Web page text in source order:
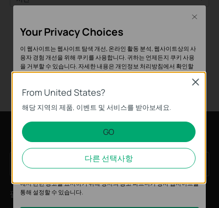
구독
메일 주소 가입하기
팔로우 하기
From United States?
해당 지역의 제품, 이벤트 및 서비스를 받아보세요.
GO
다른 선택사항
Close
Your Privacy Choices
이 웹사이트는 웹사이트 탐색 개선, 온라인 활동 분석, 웹사이트상의 사
용자 경험 개선을 위해 쿠키를 사용합니다. 귀하는 언제든지 쿠키 사용
을 거부할 수 있습니다. 자세한 내용은개인정보 처리방침에서 확인할
수 있습니다.
기본 쿠키
이 쿠키는 웹사이트가 작동하는 데 필요하며 사용자의 시스템에서 비활
분석 및 마케팅 쿠키
분석 쿠키는 웹사이트의 기능을 개선하고 조정하기 위해 웹사이트에서
의 사용자 활동을 분석하는 데 사용하는 쿠키입니다.
에서 관련 광고를 표시하기 위해 당사의 광고 파트너가 당사 웹사이트를
통해 설정할 수 있습니다.
Close